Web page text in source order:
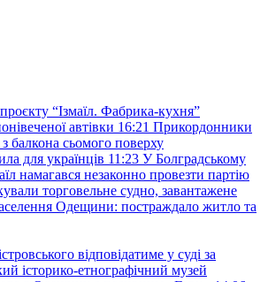
проєкту “Ізмаїл. Фабрика-кухня”
автівки 16:21 Прикордонники
балкона сьомого поверху
для українців 11:23 У Болградському
намагався незаконно провезти партію
торговельне судно, завантажене
Одещини: постраждало житло та
відповідатиме у суді за
історико-етнографічний музей